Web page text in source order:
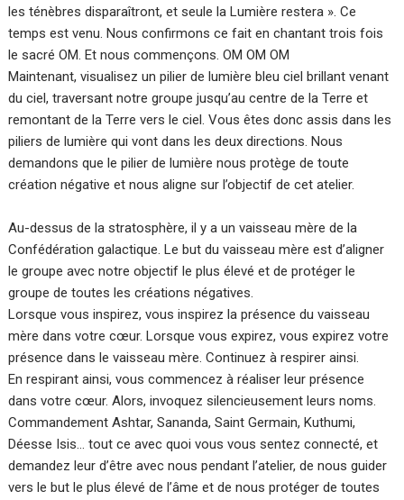
les ténèbres disparaîtront, et seule la Lumière restera ». Ce
temps est venu. Nous confirmons ce fait en chantant trois fois
le sacré OM. Et nous commençons. OM OM OM
Maintenant, visualisez un pilier de lumière bleu ciel brillant venant
du ciel, traversant notre groupe jusqu’au centre de la Terre et
remontant de la Terre vers le ciel. Vous êtes donc assis dans les
piliers de lumière qui vont dans les deux directions. Nous
demandons que le pilier de lumière nous protège de toute
création négative et nous aligne sur l’objectif de cet atelier.
Au-dessus de la stratosphère, il y a un vaisseau mère de la
Confédération galactique. Le but du vaisseau mère est d’aligner
le groupe avec notre objectif le plus élevé et de protéger le
groupe de toutes les créations négatives.
Lorsque vous inspirez, vous inspirez la présence du vaisseau
mère dans votre cœur. Lorsque vous expirez, vous expirez votre
présence dans le vaisseau mère. Continuez à respirer ainsi.
En respirant ainsi, vous commencez à réaliser leur présence
dans votre cœur. Alors, invoquez silencieusement leurs noms.
Commandement Ashtar, Sananda, Saint Germain, Kuthumi,
Déesse Isis… tout ce avec quoi vous vous sentez connecté, et
demandez leur d’être avec nous pendant l’atelier, de nous guider
vers le but le plus élevé de l’âme et de nous protéger de toutes